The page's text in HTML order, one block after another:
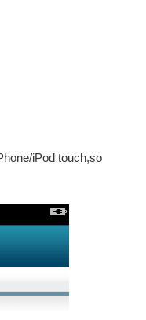
iPod touch,so